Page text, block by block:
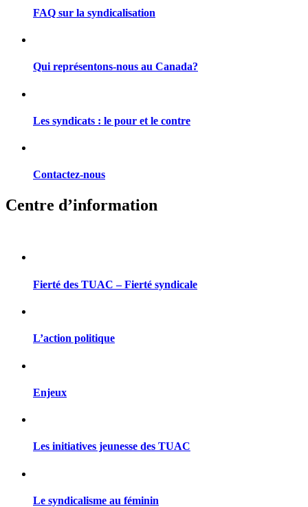
FAQ sur la syndicalisation
Qui représentons-nous au Canada?
Les syndicats : le pour et le contre
Contactez-nous
Centre d’information
Fierté des TUAC – Fierté syndicale
L’action politique
Enjeux
Les initiatives jeunesse des TUAC
Le syndicalisme au féminin